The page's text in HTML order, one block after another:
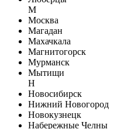
М
Москва
Магадан
Махачкала
Магнитогорск
Мурманск
Мытищи
Н
Новосибирск
Нижний Новогород
Новокузнецк
Набережные Челны